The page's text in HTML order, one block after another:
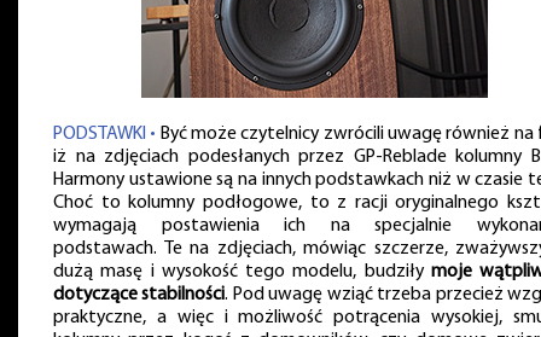
PODSTAWKI • Być może czytelnicy zwrócili uwagę również na
iż na zdjęciach podesłanych przez GP-Reblade kolumny
Harmony ustawione są na innych podstawkach niż w czasie
Choć to kolumny podłogowe, to z racji oryginalnego
wymagają postawienia ich na specjalnie
podstawach. Te na zdjęciach, mówiąc szczerze,
dużą masę i wysokość tego modelu, budziły moje
dotyczące stabilności. Pod uwagę wziąć trzeba przecież
praktyczne, a więc i możliwość potrącenia wysokiej,